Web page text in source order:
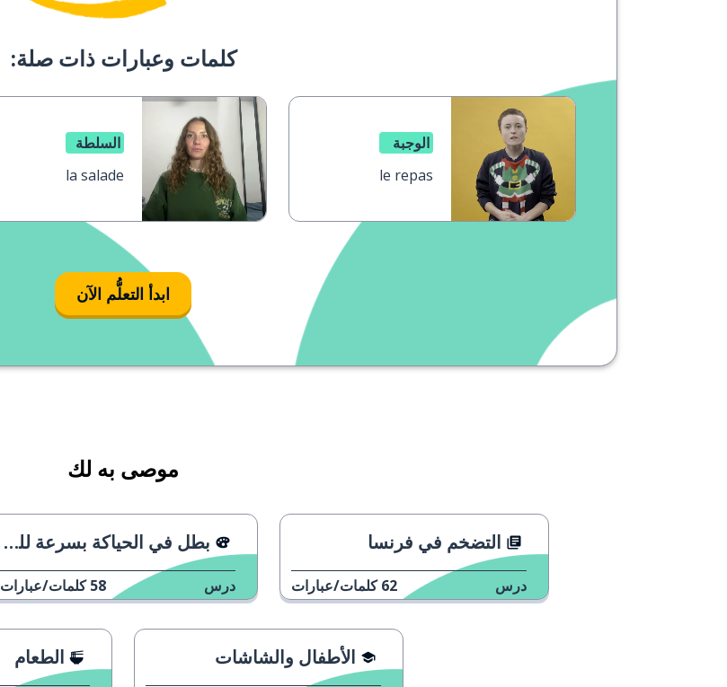
كلمات وعبارات ذات صلة:
الوجبة
le repas
السلطة
la salade
ابدأ التعلُّم الآن
موصى به لك
التضخم في فرنسا
درس 62 كلمات/عبارات
بطل في الحياكة بسرعة للمرة الثامنة
درس 58 كلمات/عبارات
الأطفال والشاشات الطعام